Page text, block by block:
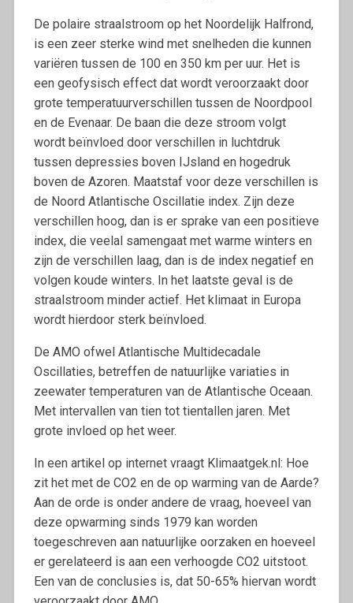
De polaire straalstroom op het Noordelijk Halfrond,
is een zeer sterke wind met snelheden die kunnen
variëren tussen de 100 en 350 km per uur. Het is
een geofysisch effect dat wordt veroorzaakt door
grote temperatuurverschillen tussen de Noordpool
en de Evenaar. De baan die deze stroom volgt
wordt beïnvloed door verschillen in luchtdruk
tussen depressies boven IJsland en hogedruk
boven de Azoren. Maatstaf voor deze verschillen is
de Noord Atlantische Oscillatie index. Zijn deze
verschillen hoog, dan is er sprake van een positieve
index, die veelal samengaat met warme winters en
zijn de verschillen laag, dan is de index negatief en
volgen koude winters. In het laatste geval is de
straalstroom minder actief. Het klimaat in Europa
wordt hierdoor sterk beïnvloed.
De AMO ofwel Atlantische Multidecadale
Oscillaties, betreffen de natuurlijke variaties in
zeewater temperaturen van de Atlantische Oceaan.
Met intervallen van tien tot tientallen jaren. Met
grote invloed op het weer.
In een artikel op internet vraagt Klimaatgek.nl: Hoe
zit het met de CO2 en de op warming van de Aarde?
Aan de orde is onder andere de vraag, hoeveel van
deze opwarming sinds 1979 kan worden
toegeschreven aan natuurlijke oorzaken en hoeveel
er gerelateerd is aan een verhoogde CO2 uitstoot.
Een van de conclusies is, dat 50-65% hiervan wordt